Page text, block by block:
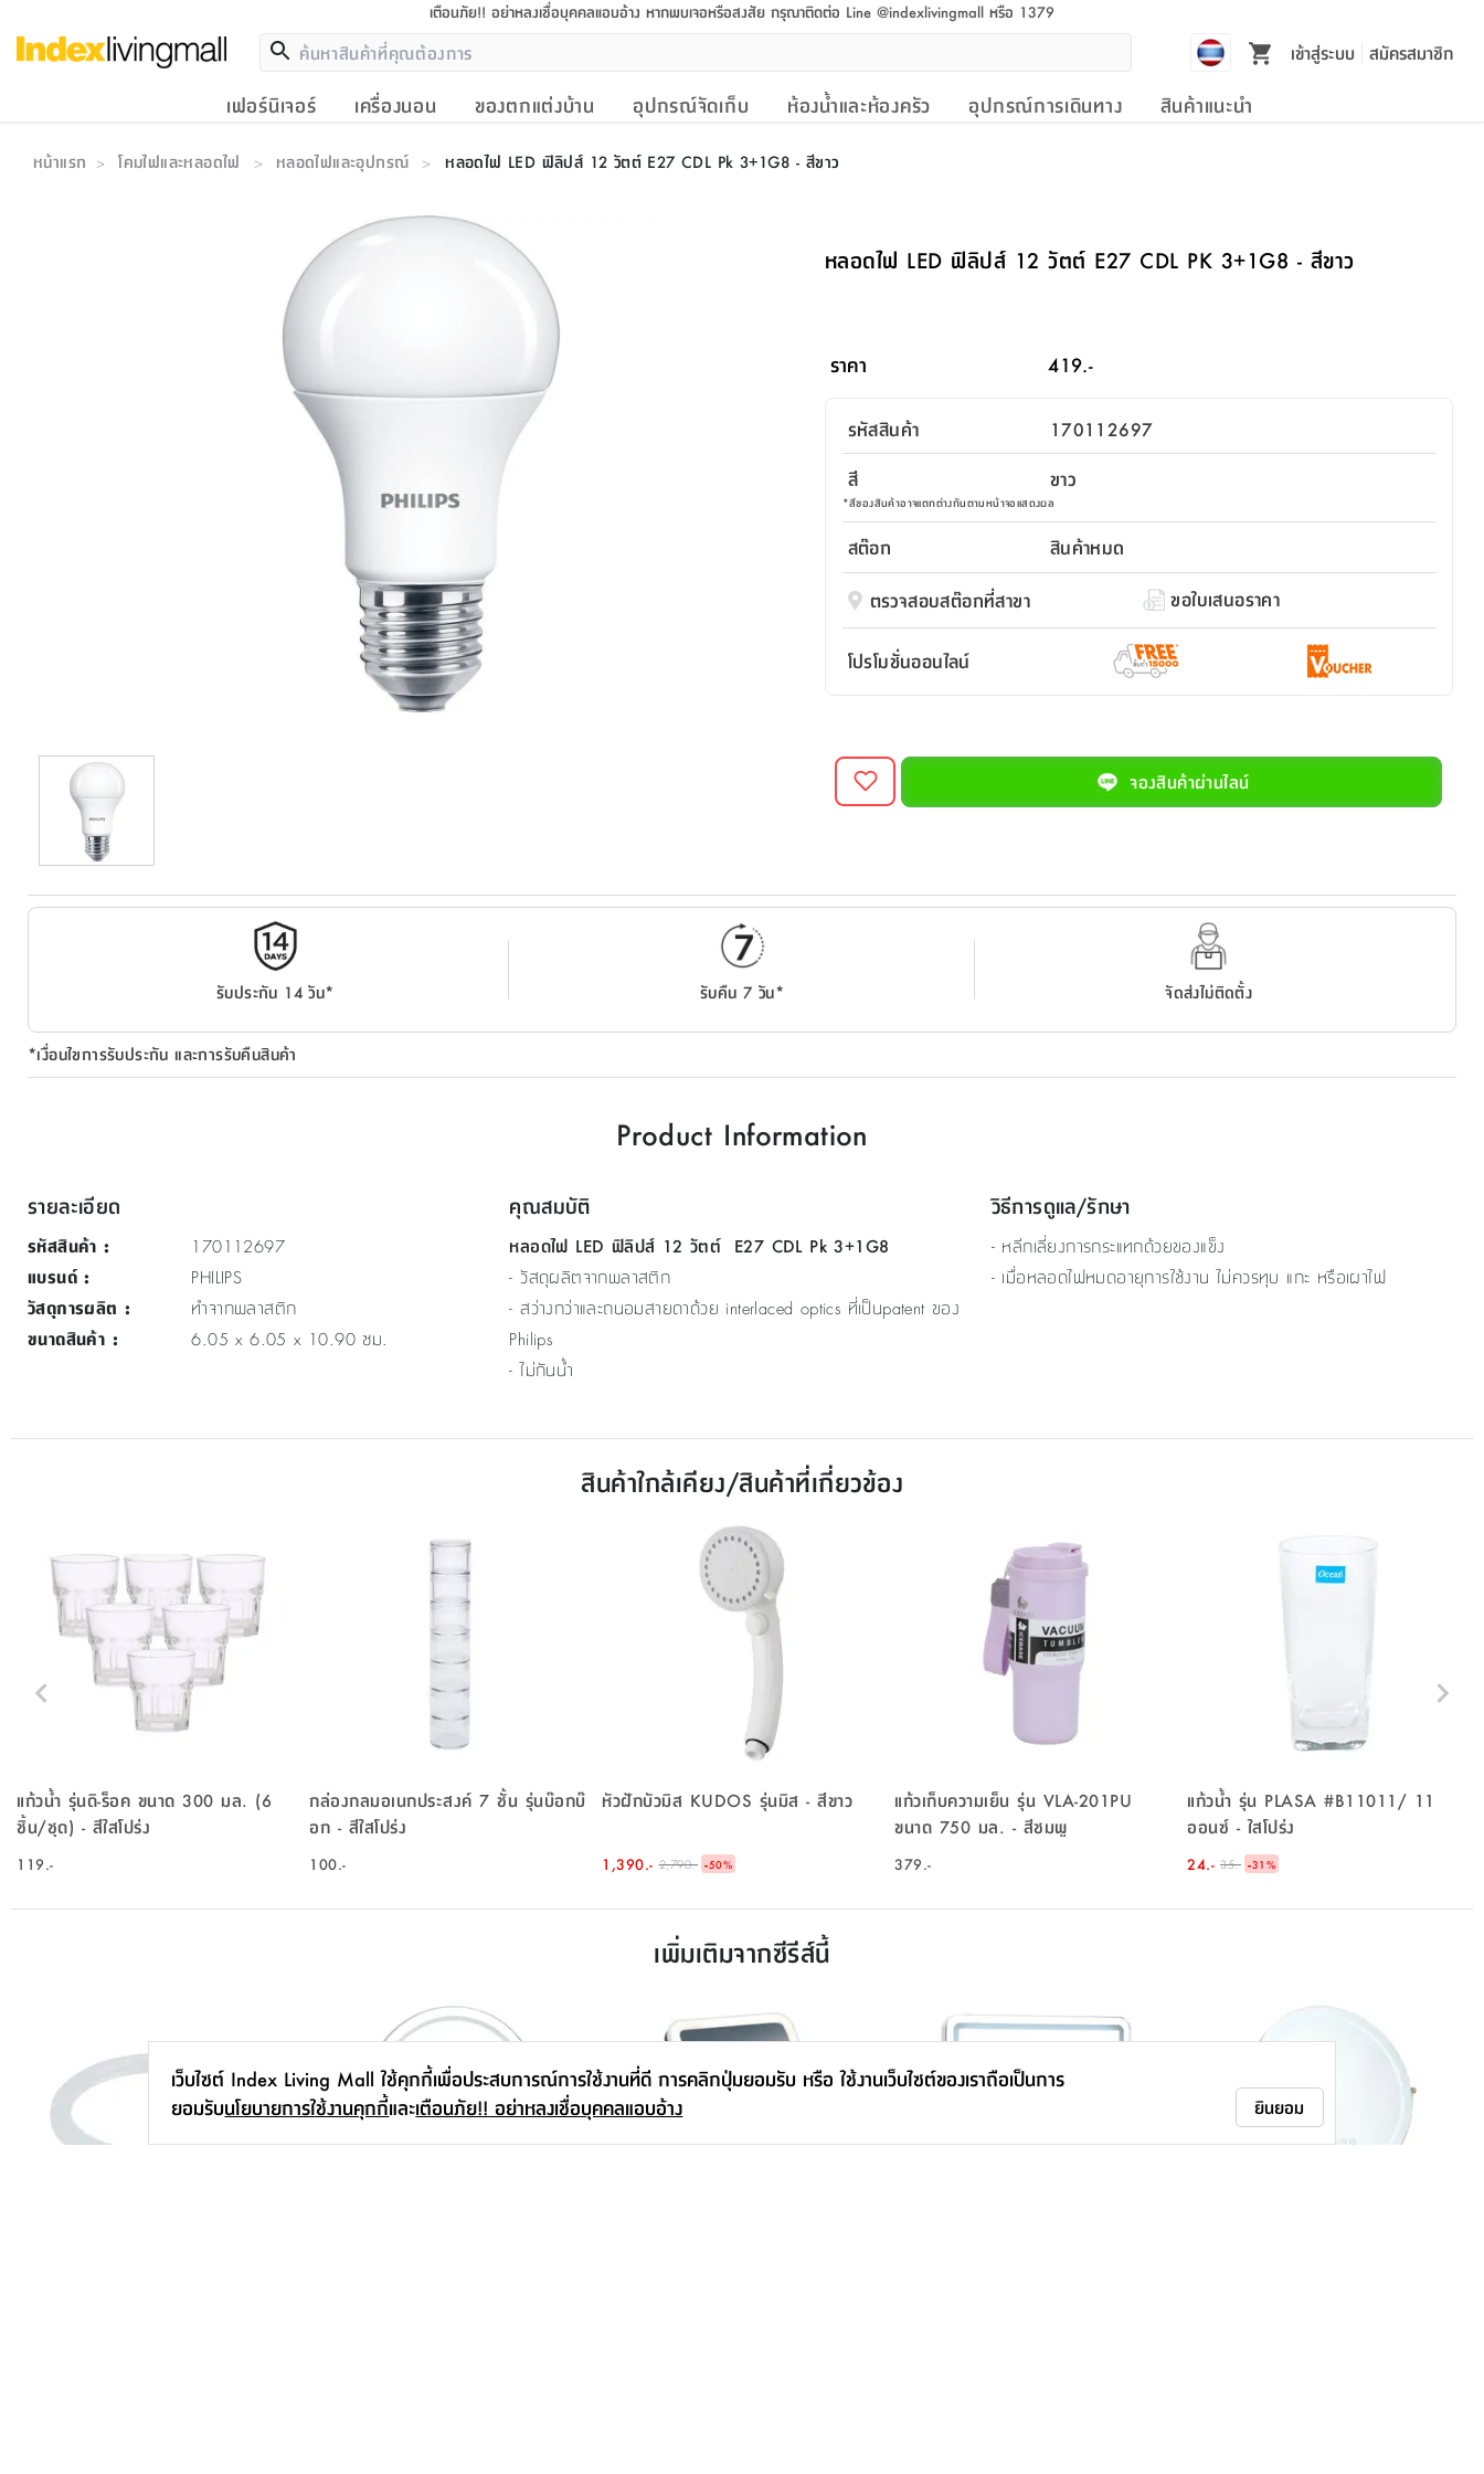
เตือนภัย!! อย่าหลงเชื่อบุคคลแอบอ้าง หากพบเจอหรือสงสัย กรุณาติดต่อ Line @indexlivingmall หรือ 1379
เข้าสู่ระบบ สมัครสมาชิก
เฟอร์นิเจอร์ เครื่องนอน ของตกแต่งบ้าน อุปกรณ์จัดเก็บ ห้องน้ำและห้องครัว อุปกรณ์การเดินทาง สินค้าแนะนำ
หน้าแรก > โคมไฟและหลอดไฟ > หลอดไฟและอุปกรณ์ > หลอดไฟ LED ฟิลิปส์ 12 วัตต์ E27 CDL Pk 3+1G8 - สีขาว
หลอดไฟ LED ฟิลิปส์ 12 วัตต์ E27 CDL PK 3+1G8 - สีขาว
ราคา 419.-
รหัสสินค้า
170112697
สี
ขาว
*สีของสินค้าอาจแตกต่างกันตามหน้าจอแสดงผล
สต๊อก
สินค้าหมด
ตรวจสอบสต๊อกที่สาขา
ขอใบเสนอราคา
โปรโมชั่นออนไลน์
จองสินค้าผ่านไลน์
รับประกัน 14 วัน* รับคืน 7 วัน* จัดส่งไม่ติดตั้ง
*เงื่อนไขการรับประกัน และการรับคืนสินค้า
Product Information
รายละเอียด
รหัสสินค้า :
170112697
แบรนด์:
PHILIPS
วัสดุการผลิต :
ทำจากพลาสติก
ขนาดสินค้า : 6.05 x 6.05 x 10.90 ซม.
คุณสมบัติ
หลอดไฟ LED ฟิลิปส์ 12 วัตต์ E27 CDL Pk 3+1G8
- วัสดุผลิตจากพลาสติก
- สว่างกว่าและถนอมสายดาด้วย interlaced optics ที่เป็นpatent ของ
Philips
- ไม่กันน้ำ
วิธีการดูแล/รักษา
- หลีกเลี่ยงการกระแทกด้วยของแข็ง
- เมื่อหลอดไฟหมดอายุการใช้งาน ไม่ควรทุบ แกะ หรือเผาไฟ
สินค้าใกล้เคียง/สินค้าที่เกี่ยวข้อง
แก้วน้ำ รุ่นดิ-ร็อค ขนาด 300 มล. (6
ชิ้น/ชุด) - สีใสโปร่ง
119.-
กล่องกลมอเนกประสงค์ 7 ชั้น รุ่นบ๊อกบ๊
อก - สีใสโปร่ง
100.-
หัวฝักบัวมิส KUDOS รุ่นมิส - สีขาว
1,390.- 2,790.- -50%
แก้วเก็บความเย็น รุ่น VLA-201PU
ขนาด 750 มล. - สีชมพู
379.-
แก้วน้ำ รุ่น PLASA #B11011/ 11
ออนซ์ - ใสโปร่ง
24.- 35.- -31 %
เพิ่มเติมจากซีรีส์นี้
เว็บไซต์ Index Living Mall ใช้คุกกี้เพื่อประสบการณ์การใช้งานที่ดี การคลิกปุ่มยอมรับ หรือ ใช้งานเว็บไซต์ของเราถือเป็นการ
ยอมรับนโยบายการใช้งานคุกกี้และเตือนภัย!! อย่าหลงเชื่อบุคคลแอบอ้าง ยินยอม